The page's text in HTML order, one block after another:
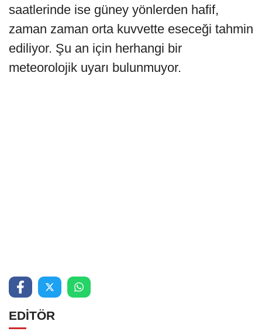
saatlerinde ise güney yönlerden hafif,
zaman zaman orta kuvvette eseceği tahmin
ediliyor. Şu an için herhangi bir
meteorolojik uyarı bulunmuyor.
EDİTÖR